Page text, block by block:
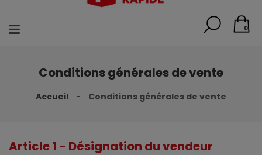
0
Conditions générales de vente
Accueil Conditions générales de vente
Article 1 - Désignation du vendeur